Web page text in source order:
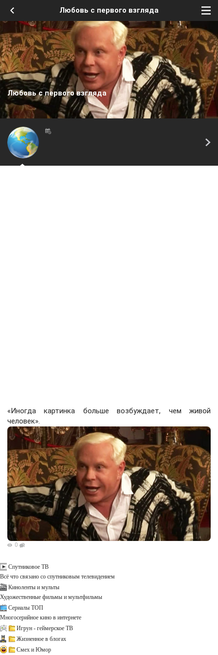
Любовь с первого взгляда
Любовь с первого взгляда
«Иногда картинка больше возбуждает, чем живой
человек».
0
Спутниковое ТВ
Всё что связано со спутниковым телевидением
Киноленты и мульты
Художественные фильмы и мультфильмы
Сериалы ТОП
Многосерийное кино в интернете
Игрун - геймерское ТВ
Жизненное в блогах
Смех и Юмор